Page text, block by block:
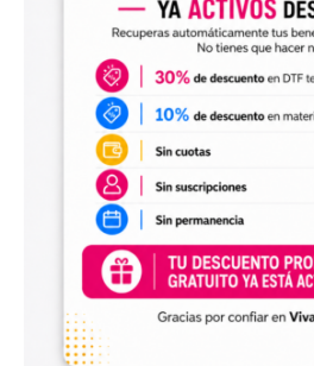
tendrás que adaptar el tamaño a
el archivo en tu programa de
maquinaria DTF.
Diseños digitales para
También encontrarás
perfectos para personalizar vasos,
envases, artículos promocionales
Estos diseños permiten incorporar
catálogo de personalización de
producciones propias utilizando tu